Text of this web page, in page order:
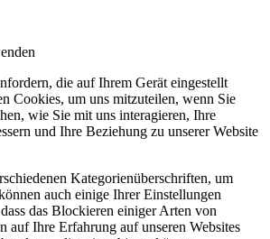
die auf Ihrem Gerät eingestellt
Cookies, um uns mitzuteilen, wenn Sie
wie Sie mit uns interagieren, Ihre
und Ihre Beziehung zu unserer Website
Kategorienüberschriften, um
auch einige Ihrer Einstellungen
das Blockieren einiger Arten von
auf Ihre Erfahrung auf unseren Websites